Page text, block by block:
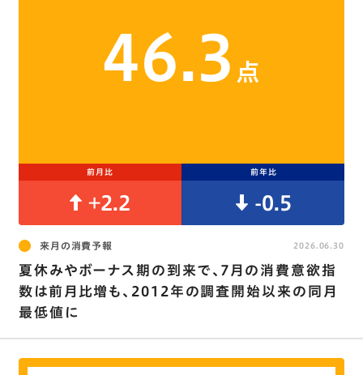
46.3 点
前月比 前年比
+2.2 -0.5
来月の消費予報
夏休みやボーナス期の到来で､7月の消費意欲指
数は前月比増も、2012年の調査開始以来の同月
最低値に
2026.06.30